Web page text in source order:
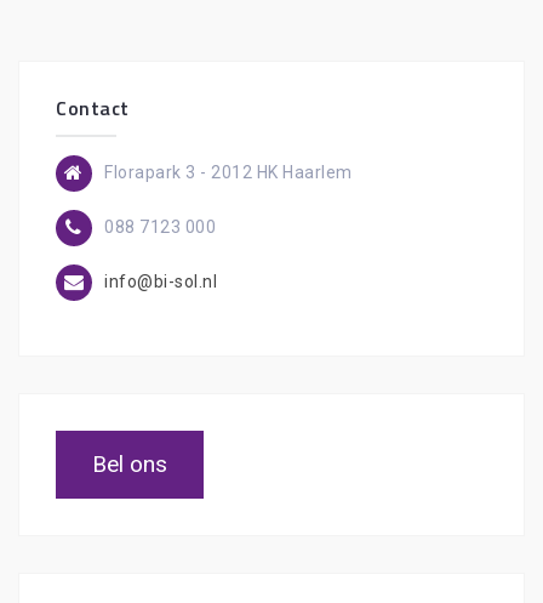
Contact
Florapark 3 - 2012 HK Haarlem
088 7123 000
info@bi-sol.nl
Bel ons